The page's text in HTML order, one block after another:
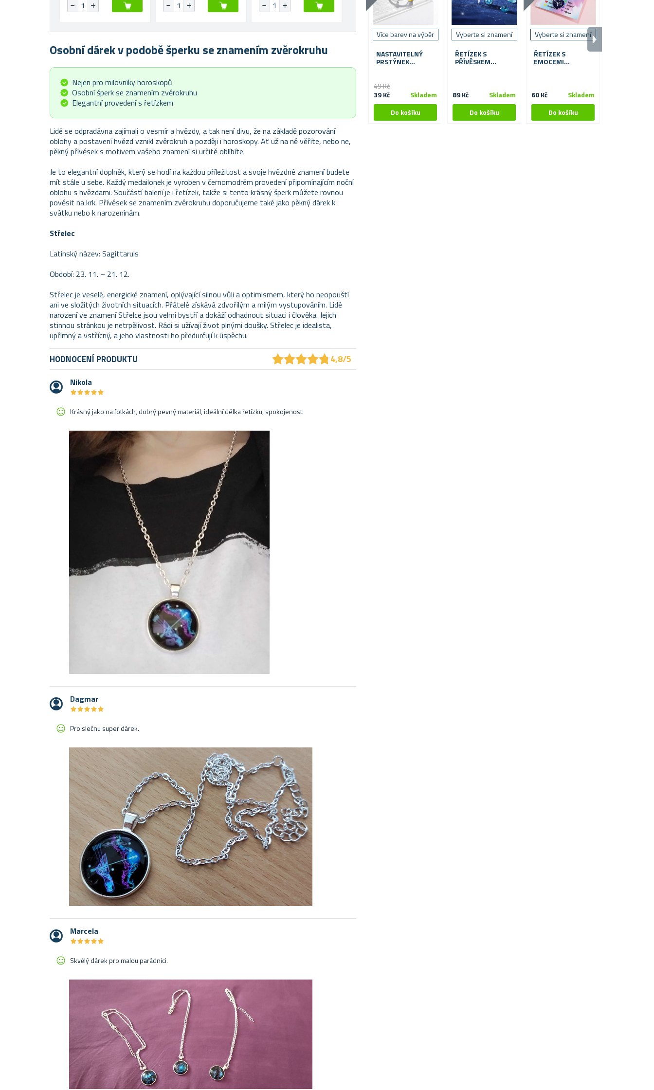
Osobní dárek v podobě šperku se znamením zvěrokruhu
Nejen pro milovníky horoskopů
Osobní šperk se znamením zvěrokruhu
Elegantní provedení s řetízkem
Lidé se odpradávna zajímali o vesmír a hvězdy, a tak není divu, že na základě pozorování
oblohy a postavení hvězd vznikl zvěrokruh a později i horoskopy. Ať už na ně věříte, nebo ne,
pěkný přívěsek s motivem vašeho znamení si určitě oblíbíte.
Je to elegantní doplněk, který se hodí na každou příležitost a svoje hvězdné znamení budete
mít stále u sebe. Každý medailonek je vyroben v černomodrém provedení připomínajícím noční
oblohu s hvězdami. Součástí balení je i řetízek, takže si tento krásný šperk můžete rovnou
pověsit na krk. Přívěsek se znamením zvěrokruhu doporučujeme také jako pěkný dárek k
svátku nebo k narozeninám.
Střelec
Latinský název: Sagittaruis
Období: 23. 11. – 21. 12.
Střelec je veselé, energické znamení, oplývající silnou vůli a optimismem, který ho neopouští
ani ve složitých životních situacích. Přátelé získává zdvořilým a milým vystupováním. Lidé
narození ve znamení Střelce jsou velmi bystří a dokáží odhadnout situaci i člověka. Jejich
stinnou stránkou je netrpělivost. Rádi si užívají život plnými doušky. Střelec je idealista,
upřímný a vstřícný, a jeho vlastnosti ho předurčují k úspěchu.
Více barev na výběr
NASTAVITELNÝ
PRSTÝNEK
49 Kč
39 Kč
Skladem
Vyberte si znamení
ŘETÍZEK S
PŘÍVĚSKEM
89 Kč
Skladem
Vyberte si znamení
ŘETÍZEK S
EMOCEMI
60 Kč
Skladem
HODNOCENÍ PRODUKTU ★★★★★
★★★★★ 4,8/5
Nikola
★★★★★
★★★★★
Krásný jako na fotkách, dobrý pevný materiál, ideální délka řetízku, spokojenost.
Dagmar
★★★★★
★★★★★
Pro slečnu super dárek.
Marcela
★★★★★
★★★★★
Skvělý dárek pro malou parádnici.